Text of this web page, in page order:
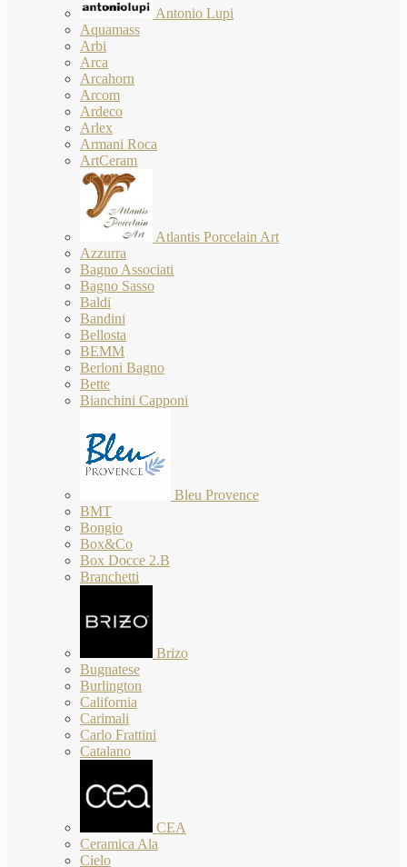
Antonio Lupi
Aquamass
Arbi
Arca
Arcahorn
Arcom
Ardeco
Arlex
Armani Roca
ArtCeram
Atlantis Porcelain Art
Azzurra
Bagno Associati
Bagno Sasso
Baldi
Bandini
Bellosta
BEMM
Berloni Bagno
Bette
Bianchini Capponi
Bleu Provence
BMT
Bongio
Box&Co
Box Docce 2.B
Branchetti
Brizo
Bugnatese
Burlington
California
Carimali
Carlo Frattini
Catalano
CEA
Ceramica Ala
Cielo